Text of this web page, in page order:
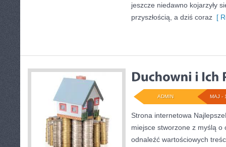
jeszcze niedawno kojarzyły
przyszłością, a dziś coraz [
MAJ -
ADMIN
Strona internetowa
miejsce stworzone z myślą
odnaleźć wartościowych